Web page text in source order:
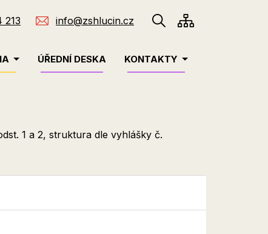
213 info@zshlucin.cz
ÚŘEDNÍ DESKA KONTAKTY
1 a 2, struktura dle vyhlášky č.